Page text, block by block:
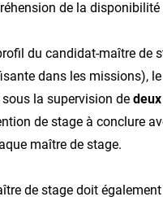
de la
du candidat-maître de
dans les missions),
la supervision de
de stage à conclure
maître de stage.
de stage doit